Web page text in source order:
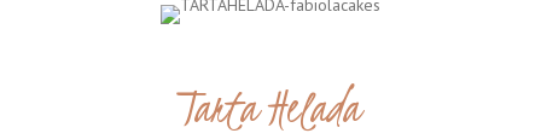
Tarta Helada